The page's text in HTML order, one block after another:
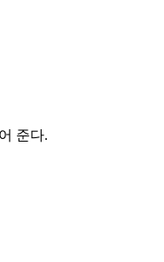
준다.